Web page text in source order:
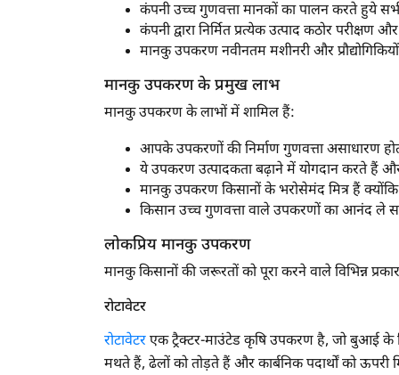
बेल स्पीयर
बॉक्स ब्लेड
लैंडस्केप रेक
चेक बेसिन फॉर्मर
कटर मिक्सर फीडर
ग्रूमिंग मोवर
मल्टी क्रॉप रो प्लांटर
श्रेडर
पॉवर टिलर
कंपनी उच्च गुणवत्ता मानकों का पालन करते हुये
कंपनी द्वारा निर्मित प्रत्येक उत्पाद कठोर परीक्षण
मानकु उपकरण नवीनतम मशीनरी और
मानकु उपकरण के प्रमुख लाभ
मानकु उपकरण के लाभों में शामिल हैं:
आपके उपकरणों की निर्माण गुणवत्ता असाधारण
ये उपकरण उत्पादकता बढ़ाने में योगदान करते हैं
मानकु उपकरण किसानों के भरोसेमंद मित्र हैं क्योंकि
किसान उच्च गुणवत्ता वाले उपकरणों का आनंद ले
लोकप्रिय मानकु उपकरण
मानकु किसानों की जरूरतों को पूरा करने वाले विभिन्न
रोटावेटर
रोटावेटरएक ट्रैक्टर-माउंटेड कृषि उपकरण है, जो बुआई के
मथते हैं, ढेलों को तोड़ते हैं और कार्बनिक पदार्थों को ऊपरी